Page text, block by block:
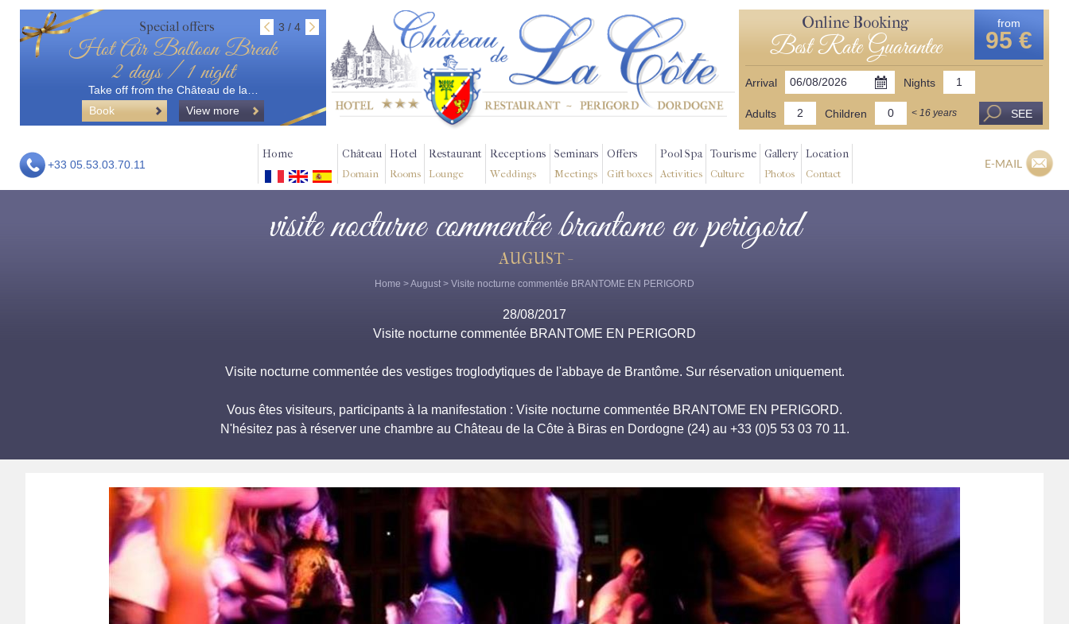
Special offers 3 / 4
Hot Air Balloon Break
2 days / 1 night
Take off from the Château de la…
Book
View more
Online Booking
Best Rate Guarantee
from
95 €
Arrival Nights
Adults Children < 16 years SEE
+33 05.53.03.70.11
Home Château
Domain
Hotel
Rooms
Restaurant
Lounge
Receptions
Weddings
Seminars
Meetings
Offers
Gift boxes
Pool Spa
Activities
Tourisme
Culture
Gallery
Photos
Location
Contact
E-MAIL
visite nocturne commentée brantome en perigord
AUGUST -
Home >August > Visite nocturne commentée BRANTOME EN PERIGORD
28/08/2017
Visite nocturne commentée BRANTOME EN PERIGORD
Visite nocturne commentée des vestiges troglodytiques de l'abbaye de Brantôme. Sur réservation uniquement.
Vous êtes visiteurs, participants à la manifestation : Visite nocturne commentée BRANTOME EN PERIGORD.
N'hésitez pas à réserver une chambre au Château de la Côte à Biras en Dordogne (24) au +33 (0)5 53 03 70 11.